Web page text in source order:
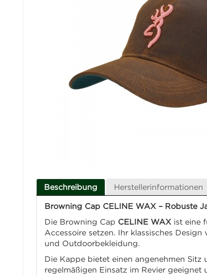
Beschreibung Herstellerinformationen
Browning Cap CELINE WAX – Robuste
Die Browning Cap CELINE WAXist eine
Accessoire setzen. Ihr klassisches
und Outdoorbekleidung.
Die Kappe bietet einen angenehmen
regelmäßigen Einsatz im Revier